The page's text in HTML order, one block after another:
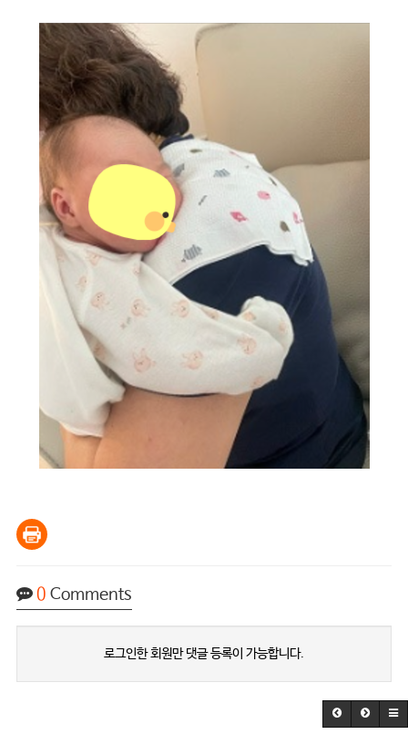
0 Comments
로그인한 회원만 댓글 등록이 가능합니다.